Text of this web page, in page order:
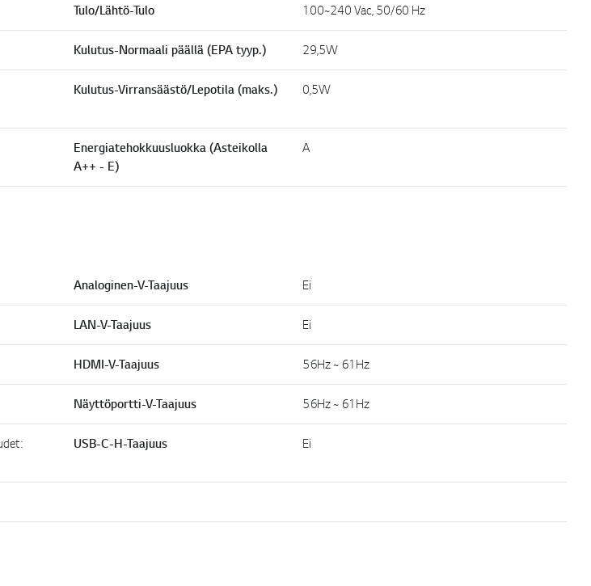
Tulo/Lähtö-Tulo 100~240 Vac, 50/60 Hz
Kulutus-Normaali päällä (EPA tyyp.) 29,5W
Kulutus-Virransäästö/Lepotila (maks.) 0,5W
Energiatehokkuusluokka (Asteikolla
A++ - E)
A
Analoginen-V-Taajuus Ei
LAN-V-Taajuus Ei
HDMI-V-Taajuus 56Hz ~ 61Hz
Näyttöportti-V-Taajuus 56Hz ~ 61Hz
USB-C-H-Taajuus Ei